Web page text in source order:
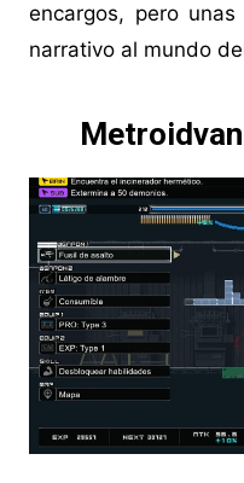
encargos, pero
narrativo al mundo